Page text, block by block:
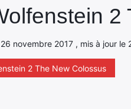
novembre 2017 , mis à jour
2 The New Colossus